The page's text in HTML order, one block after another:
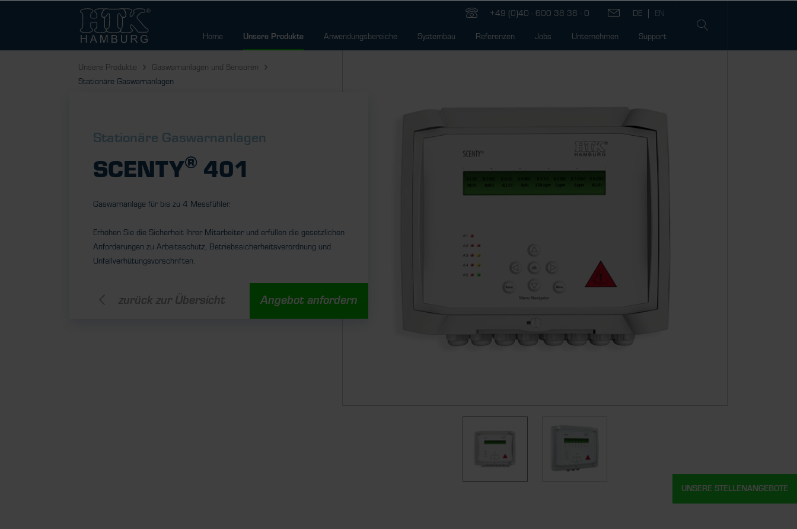
+49 (0)40 - 600 38 38 - 0
Home Unsere Produkte Anwendungsbereiche Systembau Referenzen Jobs Unternehmen Support
Unsere Produkte
Gaswarnanlagen und Sensoren
Stationäre Gaswarnanlagen
Stationäre Gaswarnanlagen
SCENTY® 401
Gaswarnanlage für bis zu 4 Messfühler.
Erhöhen Sie die Sicherheit Ihrer Mitarbeiter und erfüllen die gesetzlichen
Anforderungen zu Arbeitsschutz, Betriebssicherheitsverordnung und
Unfallverhütungsvorschriften.
zurück zur Übersicht Angebot anfordern
UNSERE STELLENANGEBOTE